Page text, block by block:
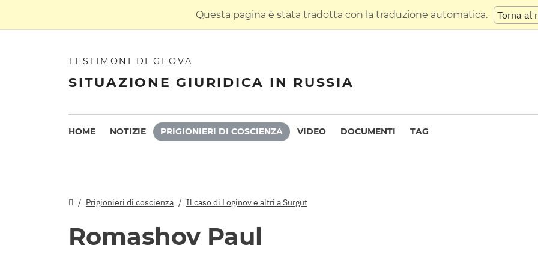
Questa pagina è stata tradotta con la traduzione automatica. Torna al
TESTIMONI DI GEOVA
SITUAZIONE GIURIDICA IN RUSSIA
HOME NOTIZIE PRIGIONIERI DI COSCIENZA VIDEO DOCUMENTI TAG
Prigionieri di coscienza Il caso di Loginov e altri a Surgut
Romashov Paul